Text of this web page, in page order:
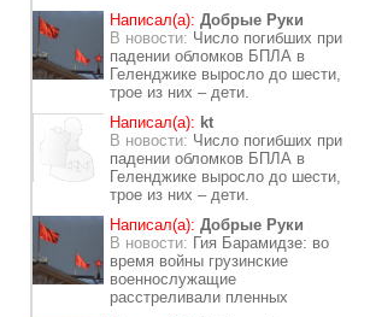
Написал(а): Добрые Руки
В новости: Число погибших при
падении обломков БПЛА в
Геленджике выросло до шести,
трое из них – дети.
Написал(а): kt
В новости: Число погибших при
падении обломков БПЛА в
Геленджике выросло до шести,
трое из них – дети.
Написал(а): Добрые Руки
В новости: Гия Барамидзе: во
время войны грузинские
военнослужащие
расстреливали пленных